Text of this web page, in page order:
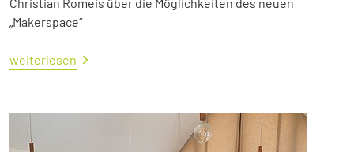
„Makerspace“
weiterlesen